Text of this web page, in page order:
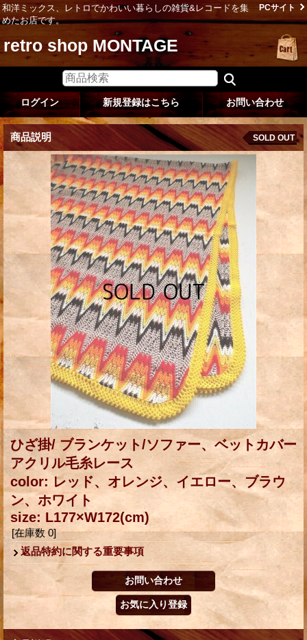
和洋ミックス、レトロでかわいい暮らしの雑貨&レコードを集
めたお店です。
PCサイト
retro shop MONTAGE
ログイン 新規登録はこちら お問い合わせ
商品説明 SOLD OUT
ひざ掛/ ブランケット/ソファー、ベットカバー
アクリル毛糸レース
color: レッド、オレンジ、イエロー、ブラウ
ン、ホワイト
size: L177×W172(cm)
[在庫数 0]
返品特約に関する重要事項